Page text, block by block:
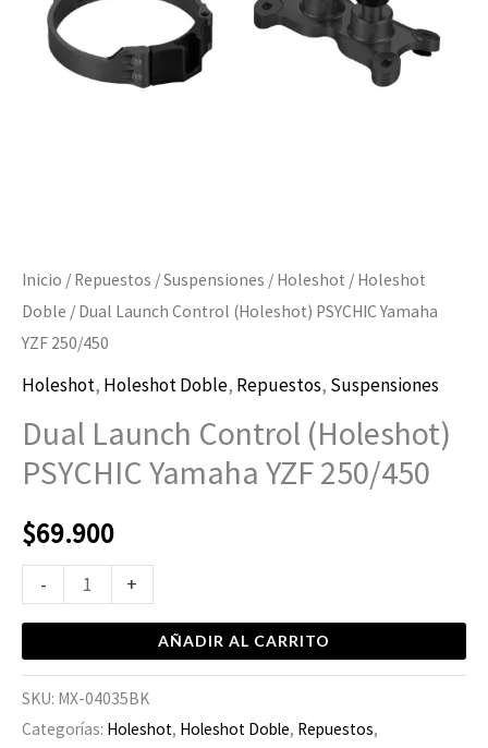
Inicio / Repuestos /Suspensiones / Holeshot / Holeshot
Doble / Dual Launch Control (Holeshot) PSYCHIC Yamaha
YZF 250/450
Holeshot, Holeshot Doble, Repuestos, Suspensiones
Dual Launch Control (Holeshot)
PSYCHIC Yamaha YZF 250/450
$69.900
-
250/450
cantidad
+
AÑADIR AL CARRITO
SKU: MX-04035BK
Categorías: Holeshot, Holeshot Doble, Repuestos,